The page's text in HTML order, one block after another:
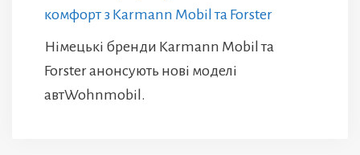
комфорт з Karmann Mobil та Forster
Німецькі бренди Karmann Mobil та
Forster анонсують нові моделі
автWohnmobil.